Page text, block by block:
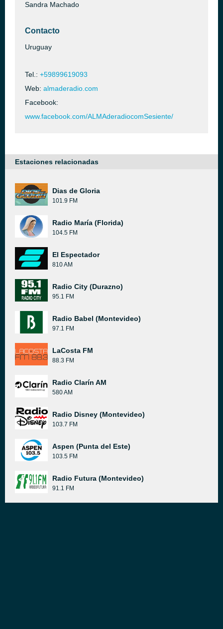
Sandra Machado
Contacto
Uruguay
Tel.: +59899619093
Web: almaderadio.com
Facebook:
www.facebook.com/ALMAderadiocomSesiente/
Estaciones relacionadas
Dias de Gloria
101.9 FM
Radio María (Florida)
104.5 FM
El Espectador
810 AM
Radio City (Durazno)
95.1 FM
Radio Babel (Montevideo)
97.1 FM
LaCosta FM
88.3 FM
Radio Clarín AM
580 AM
Radio Disney (Montevideo)
103.7 FM
Aspen (Punta del Este)
103.5 FM
Radio Futura (Montevideo)
91.1 FM